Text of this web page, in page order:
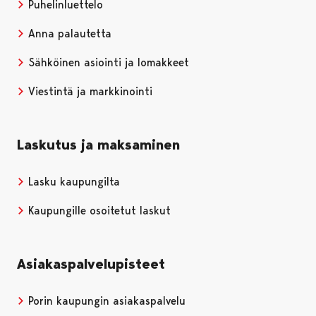
Puhelinluettelo
Anna palautetta
Sähköinen asiointi ja lomakkeet
Viestintä ja markkinointi
Laskutus ja maksaminen
Lasku kaupungilta
Kaupungille osoitetut laskut
Asiakaspalvelupisteet
Porin kaupungin asiakaspalvelu